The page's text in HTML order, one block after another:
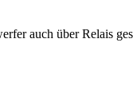
auch über Relais